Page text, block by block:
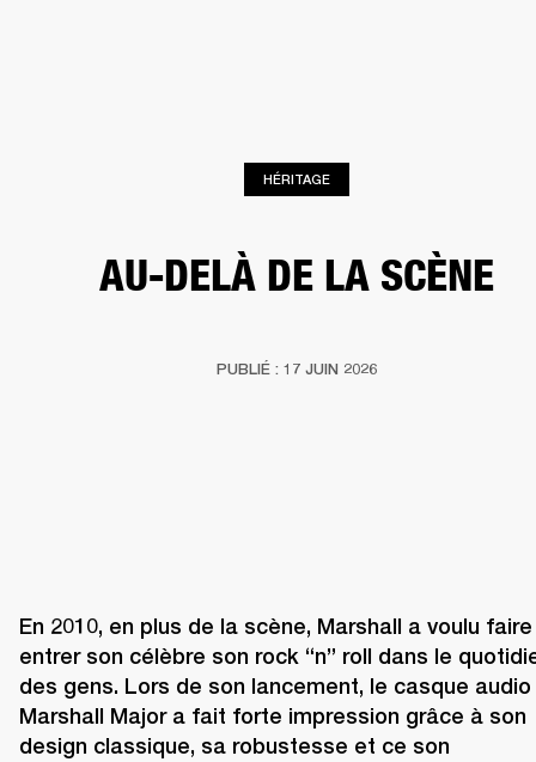
HÉRITAGE
AU-DELÀ DE LA SCÈNE
PUBLIÉ : 17 JUIN 2026
En 2010, en plus de la scène, Marshall a voulu faire
entrer son célèbre son rock “n” roll dans le
des gens. Lors de son lancement, le casque audio
Marshall Major a fait forte impression grâce à son
design classique, sa robustesse et ce son